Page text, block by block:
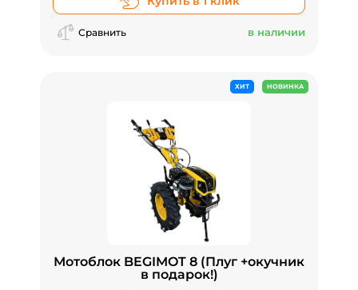
Сравнить в наличии
ХИТ НОВИНКА
Мотоблок BEGIMOT 8 (Плуг +окучник
в подарок!)